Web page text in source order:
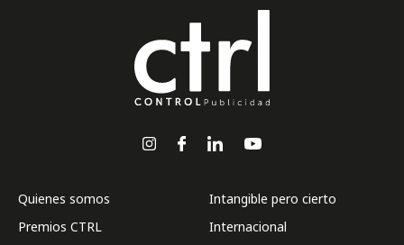
Quienes somos
Premios CTRL
Intangible pero cierto
Internacional